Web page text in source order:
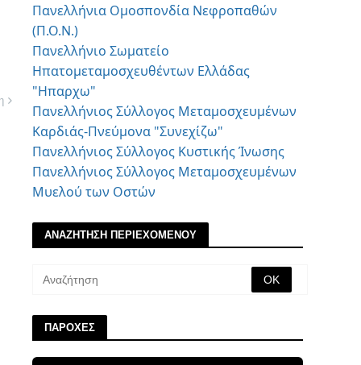
Πανελλήνια Ομοσπονδία Νεφροπαθών
(Π.Ο.Ν.)
Πανελλήνιο Σωματείο
Ηπατομεταμοσχευθέντων Ελλάδας
"Ηπαρχω"
Πανελλήνιος Σύλλογος Μεταμοσχευμένων
Καρδιάς-Πνεύμονα "Συνεχίζω"
Πανελλήνιος Σύλλογος Κυστικής Ίνωσης
Πανελλήνιος Σύλλογος Μεταμοσχευμένων
Μυελού των Οστών
ΑΝΑΖΗΤΗΣΗ ΠΕΡΙΕΧΟΜΕΝΟΥ
ΠΑΡΟΧΕΣ